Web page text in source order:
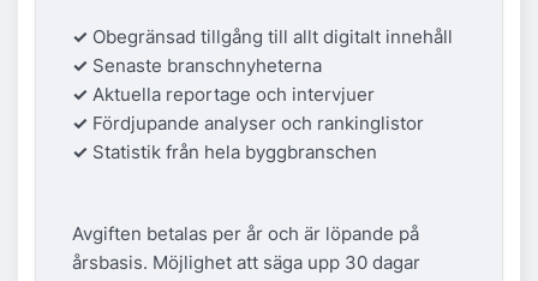
✓ Obegränsad tillgång till allt digitalt innehåll
✓ Senaste branschnyheterna
✓ Aktuella reportage och intervjuer
✓ Fördjupande analyser och rankinglistor
✓ Statistik från hela byggbranschen
Avgiften betalas per år och är löpande på
årsbasis. Möjlighet att säga upp 30 dagar